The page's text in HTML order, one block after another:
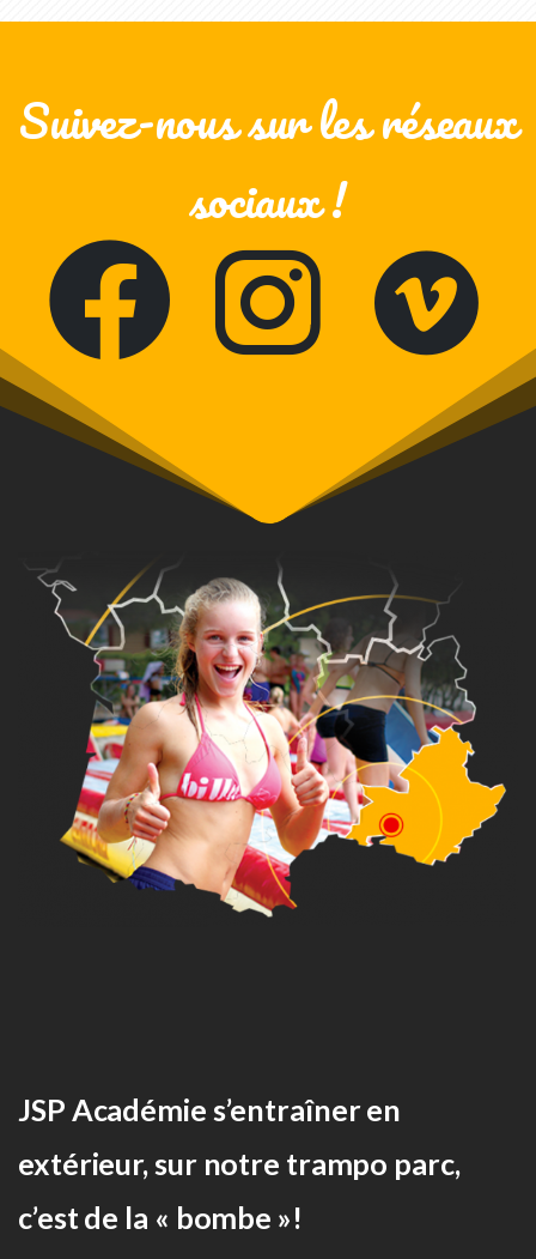
Suivez-nous sur les réseaux
sociaux !
JSP Académie s’entraîner en
extérieur, sur notre trampo parc,
c’est de la « bombe »!